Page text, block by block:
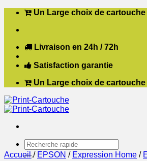
Passer
contenu
Un Large choix de
Livraison en 24h / 72h
Satisfaction garantie
Un Large choix de
Recherche
pour :
Accueil / EPSON / Expression Home /